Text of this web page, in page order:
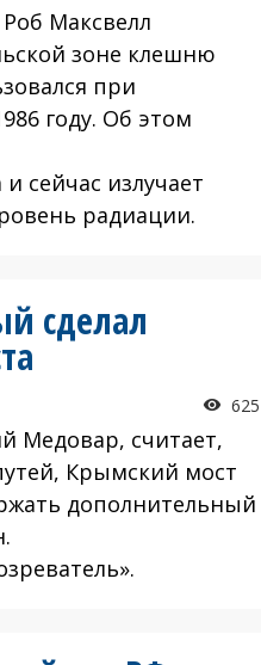
Максвелл
зоне клешню
при
году. Об этом
сейчас излучает
радиации.
сделал
625
Медовар, считает,
Крымский мост
дополнительный